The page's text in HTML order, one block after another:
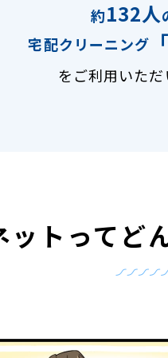
約132人
宅配クリーニング
をご利用いた
ットってど